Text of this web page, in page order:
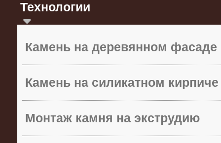
Технологии
Камень на деревянном фасаде
Камень на силикатном кирпиче
Монтаж камня на экструдию